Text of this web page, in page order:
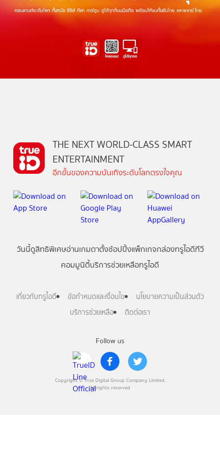
Follow us
Copyright © True Digital Group Company Limited.
All rights reserved
THE NEXT WORLD-CLASS SMART
ENTERTAINMENT
อีกขั้นของความบันเทิงระดับโลกตรงใจคุณ
วันนี้ดูสิทธิพิเศษอ่านเกมตาตั้งช้อปปิ้งแพ็กเกจกล่องทรูไอดีทีวี
คอมมูนิตี้บริการช่วยเหลือทรูไอดี
เกี่ยวกับทรูไอดี ข้อกำหนดและเงื่อนไข
นโยบายความเป็นส่วนตัว
บริการช่วยเหลือ
ติดต่อเรา